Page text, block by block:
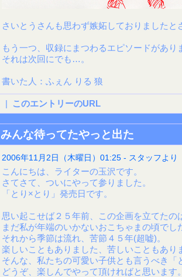
さいとうさんも思わず嫉妬しておりましたと
もう一つ、収録にまつわるエピソードがあり
それは次回にでも…。
書いた人：ふぇん りる 狼
| このエントリーのURL
みんな待ってたやっと出た
2006年11月2日（木曜日）01:25 - スタッフより
こんにちは、ライターの玉沢です。
さてさて、ついにやって参りました。
「とり×とり」発売日です。
思い起こせば２５年前、この企画を立てたの
まだ私が年端のいかないおこちゃまの頃でし
それから季節は流れ、苦節４５年(超嘘)。
楽しいこともありました、苦しいこともあり
そんな、私たちの可愛い子供とも言うべき「
どうぞ、楽しんでやって頂ければと思います